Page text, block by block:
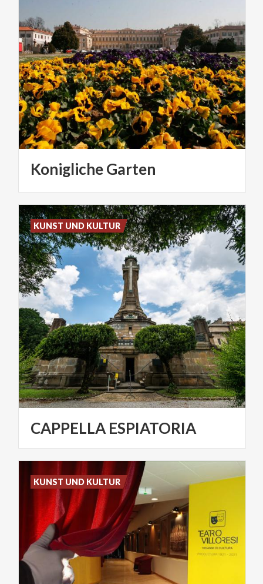
KoniglicheGarten
CAPPELLA ESPIATORIA
KUNST UND KULTUR
KUNST UND KULTUR